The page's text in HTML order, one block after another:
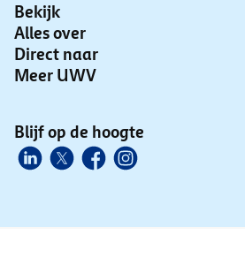
Bekijk
Alles over
Direct naar
Meer UWV
Blijf op de hoogte